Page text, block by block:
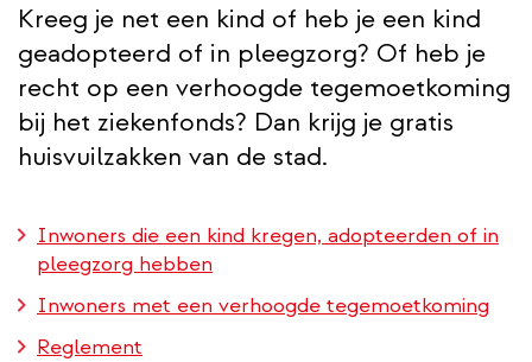
Kreeg je net een kind of heb je een kind
geadopteerd of in pleegzorg? Of heb je
recht op een verhoogde tegemoetkoming
bij het ziekenfonds? Dan krijg je gratis
huisvuilzakken van de stad.
Inwoners die een kind kregen, adopteerden of in
pleegzorg hebben
Inwoners met een verhoogde tegemoetkoming
Reglement